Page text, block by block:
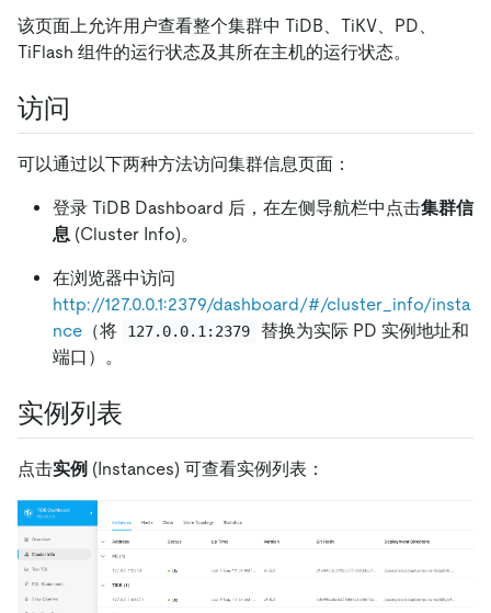
该页面上允许用户查看整个集群中 TiDB、TiKV、PD、
TiFlash 组件的运行状态及其所在主机的运行状态。
访问
可以通过以下两种方法访问集群信息页面：
登录 TiDB Dashboard 后，在左侧导航栏中点击集群信
息 (Cluster Info)。
在浏览器中访问
http://127.0.0.1:2379/dashboard/#/cluster_info/insta
nce （将 127.0.0.1:2379
替换为实际 PD 实例地址和
端口）。
实例列表
点击实例 (Instances) 可查看实例列表：